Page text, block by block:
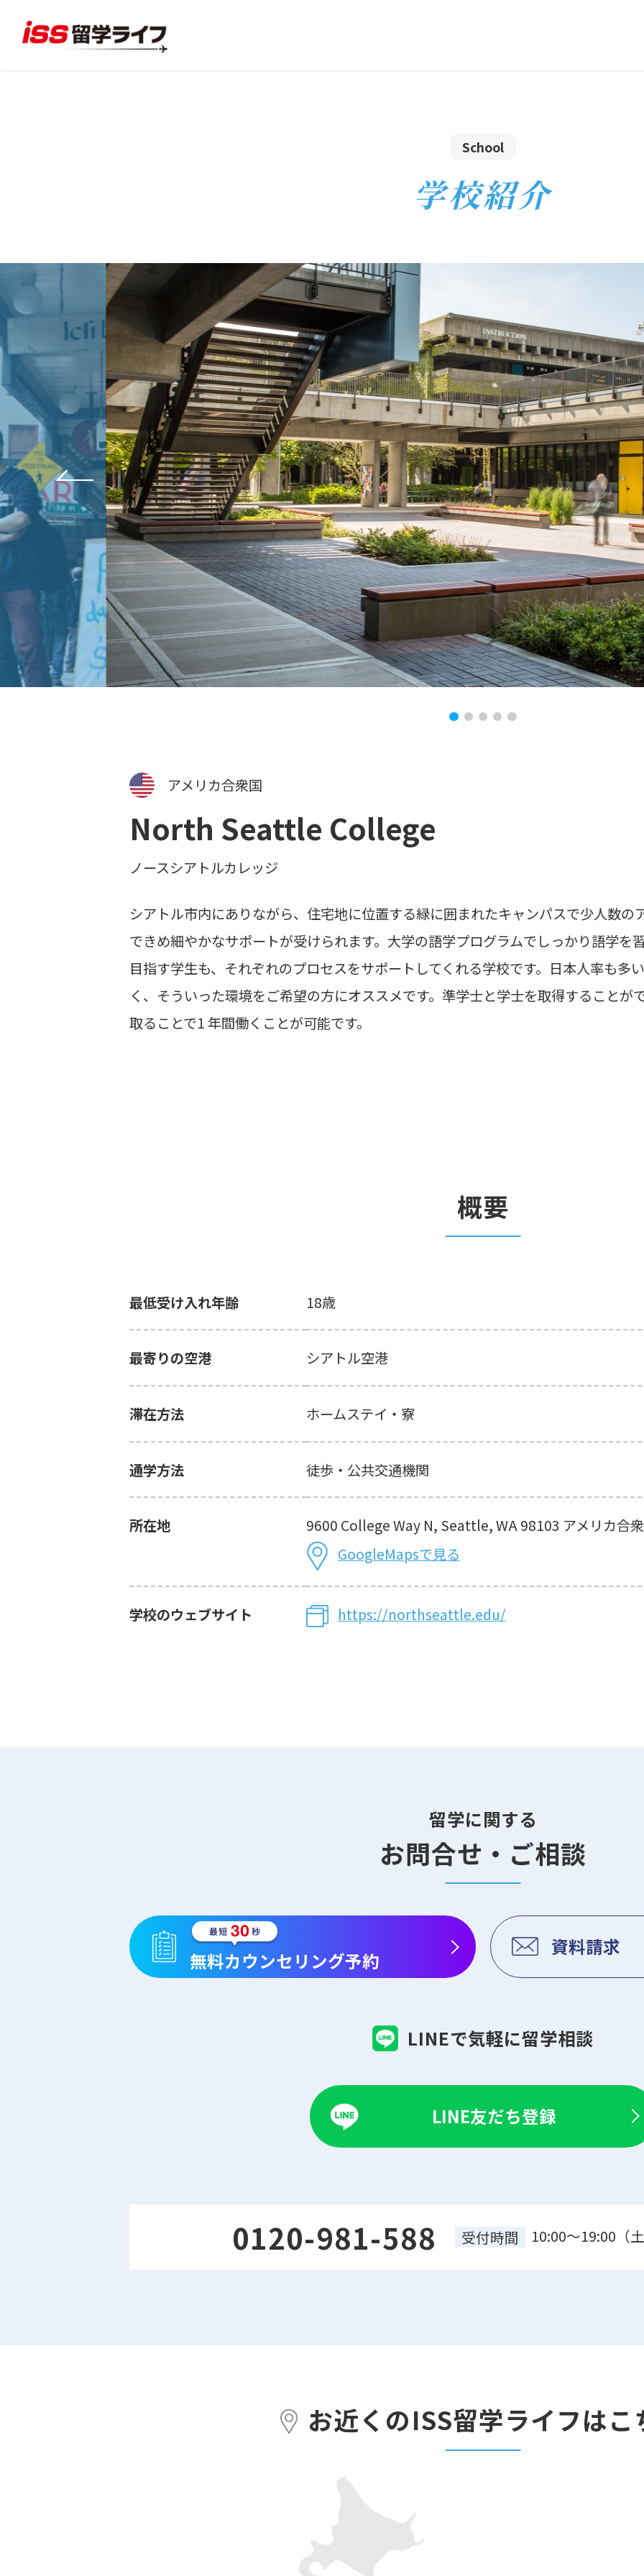
School
学校紹介
アメリカ合衆国
North Seattle College
ノースシアトルカレッジ
シアトル市内にありながら、住宅地に位置する緑に囲まれたキャンパスで少人数の
できめ細やかなサポートが受けられます。大学の語学プログラムでしっかり語学を
目指す学生も、それぞれのプロセスをサポートしてくれる学校です。日本人率も多
く、そういった環境をご希望の方にオススメです。準学士と学士を取得することが
取ることで1 年間働くことが可能です。
概要
最低受け入れ年齢 18歳
最寄りの空港 シアトル空港
滞在方法 ホームステイ・寮
通学方法 徒歩・公共交通機関
所在地
9600 College Way N, Seattle, WA 98103 アメリカ合
GoogleMapsで見る
学校のウェブサイト https://northseattle.edu/
留学に関する
お問合せ・ご相談
無料カウンセリング予約
資料請求
LINEで気軽に留学相談
LINE友だち登録
0120-981-588 受付時間 10:00～19:00（
お近くのISS留学ライフはこ